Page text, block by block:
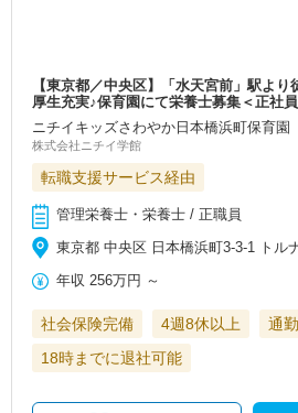
【東京都／中央区】「水天宮前」駅より
厚生充実♪保育園にて栄養士募集＜正社員
ニチイキッズさわやか日本橋浜町保育園
株式会社ニチイ学館
転職支援サービス経由
管理栄養士・栄養士 / 正職員
東京都 中央区 日本橋浜町3-3-1 トル
年収 256万円 ～
社会保険完備 4週8休以上
通
18時までに退社可能